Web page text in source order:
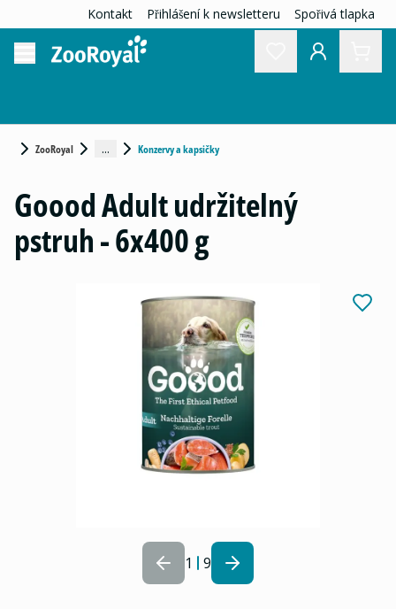
Kontakt Přihlášení k newsletteru Spořivá tlapka
ZooRoyal ... Konzervy a kapsičky
1 9
Goood Adult udržitelný
pstruh - 6x400 g